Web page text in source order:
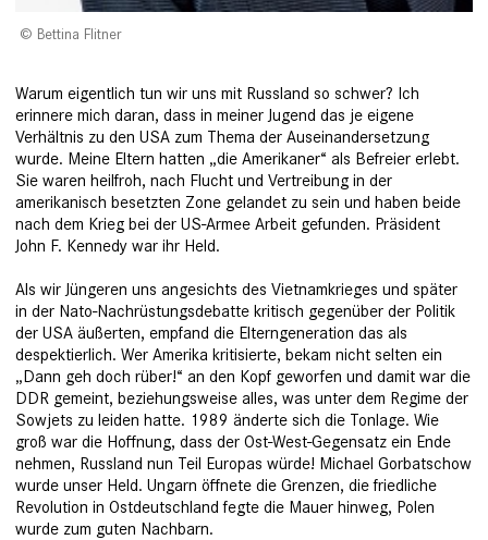
Bettina Flitner
Warum eigentlich tun wir uns mit Russ­land so schwer? Ich
erinnere mich daran, dass in meiner Jugend das je eigene
Verhältnis zu den USA zum Thema der Auseinandersetzung
wurde. Meine Eltern hatten „die Amerikaner“ als Befreier erlebt.
Sie waren heilfroh, nach Flucht und Vertreibung in der
amerikanisch besetzten Zone gelandet zu sein und haben beide
nach dem Krieg bei der US-Armee Arbeit gefunden. Präsident
John F. Kennedy war ihr Held.
Als wir Jüngeren uns angesichts des Vietnamkrieges und später
in der Nato-Nachrüstungsdebatte kritisch gegenüber der Politik
der USA äußerten, empfand die Elterngeneration das als
despektierlich. Wer Amerika kritisierte, bekam nicht selten ein
„Dann geh doch rüber!“ an den Kopf geworfen und damit war die
DDR gemeint, beziehungsweise alles, was unter dem Regime der
Sowjets zu leiden hatte. 1989 änderte sich die Tonlage. Wie
groß war die Hoffnung, dass der Ost-West-­Gegensatz ein Ende
nehmen, Russland nun Teil Europas würde! Michael Gorbatschow
wurde unser Held. Ungarn öffnete die Grenzen, die friedliche
Revolution in Ostdeutschland fegte die Mauer hinweg, ­Polen
wurde zum guten Nachbarn.